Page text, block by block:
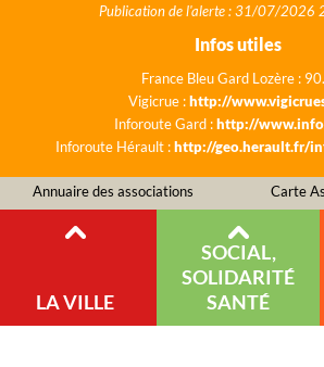
Publication de l'alerte : 31/07/2026
Infos utiles
France Bleu Gard Lozère :
Vigicrue :http://
Inforoute Gard :http://
Inforoute Hérault :http://geo.herault.fr/
Annuaire des associations Carte
LA VILLE
SOCIAL,
SOLIDARITÉ
SANTÉ